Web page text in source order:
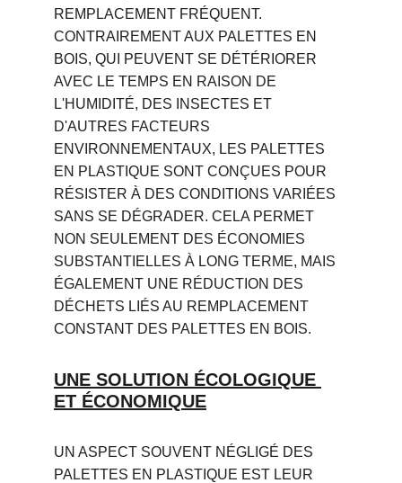
REMPLACEMENT FRÉQUENT.
CONTRAIREMENT AUX PALETTES EN
BOIS, QUI PEUVENT SE DÉTÉRIORER
AVEC LE TEMPS EN RAISON DE
L'HUMIDITÉ, DES INSECTES ET
D'AUTRES FACTEURS
ENVIRONNEMENTAUX, LES PALETTES
EN PLASTIQUE SONT CONÇUES POUR
RÉSISTER À DES CONDITIONS VARIÉES
SANS SE DÉGRADER. CELA PERMET
NON SEULEMENT DES ÉCONOMIES
SUBSTANTIELLES À LONG TERME, MAIS
ÉGALEMENT UNE RÉDUCTION DES
DÉCHETS LIÉS AU REMPLACEMENT
CONSTANT DES PALETTES EN BOIS.
UNE SOLUTION ÉCOLOGIQUE
ET ÉCONOMIQUE
UN ASPECT SOUVENT NÉGLIGÉ DES
PALETTES EN PLASTIQUE EST LEUR